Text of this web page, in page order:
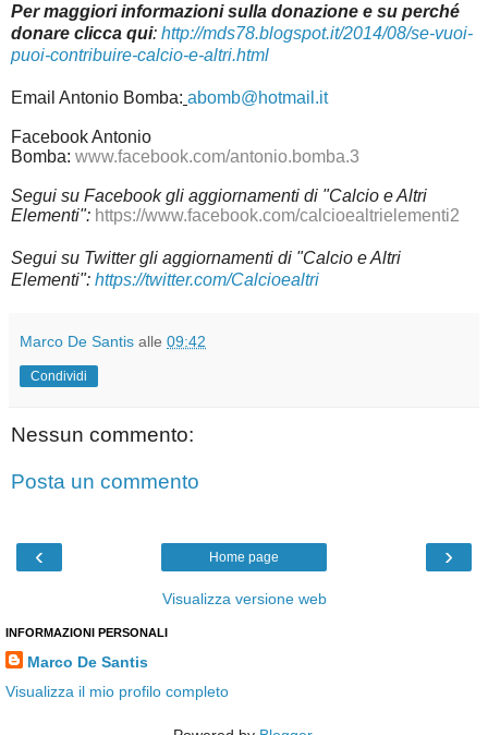
Per maggiori informazioni sulla donazione e su perché
donare clicca qui: http://mds78.blogspot.it/2014/08/se-vuoi-
puoi-contribuire-calcio-e-altri.html
Email Antonio Bomba: abomb@hotmail.it
Facebook Antonio
Bomba: www.facebook.com/antonio.bomba.3
Segui su Facebook gli aggiornamenti di "Calcio e Altri
Elementi": https://www.facebook.com/calcioealtrielementi2
Segui su Twitter gli aggiornamenti di "Calcio e Altri
Elementi": https://twitter.com/Calcioealtri
Marco De Santis alle 09:42
Condividi
Nessun commento:
Posta un commento
‹ ›
Home page
Visualizza versione web
INFORMAZIONI PERSONALI
Marco De Santis
Visualizza il mio profilo completo